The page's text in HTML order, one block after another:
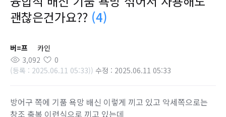
괜찮은건가요?? (4)
버=프
카인
3,092
0
(등록 : 2025.06.11 05:33)) 수정 : 2025.06.11 05:33
방어구 쪽에 기품 욕망 배신 이렇게 끼고 있고 악세쪽으로는
창조 축복 이런식으로 끼고 있는데